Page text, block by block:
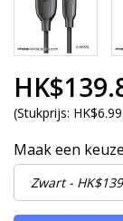
(Stukprijs:
Maak een